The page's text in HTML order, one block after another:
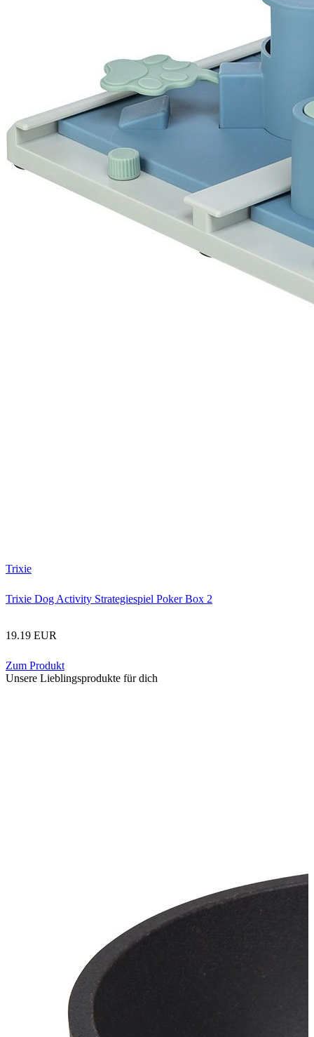
Trixie
Trixie Dog Activity Strategiespiel Poker Box 2
19.19 EUR
Zum Produkt
Unsere Lieblingsprodukte für dich